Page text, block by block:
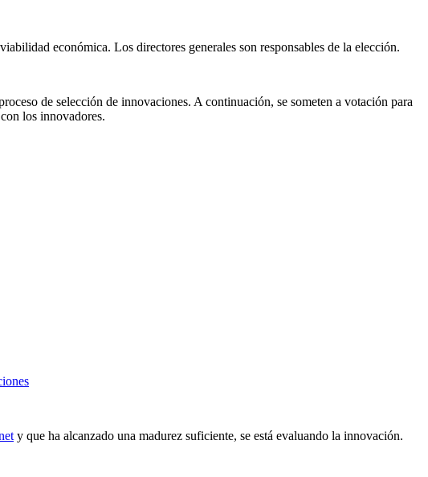
económica. Los directores generales son responsables de la elección.
de selección de innovaciones. A continuación, se someten a votación para
los innovadores.
y que ha alcanzado una madurez suficiente, se está evaluando la innovación.